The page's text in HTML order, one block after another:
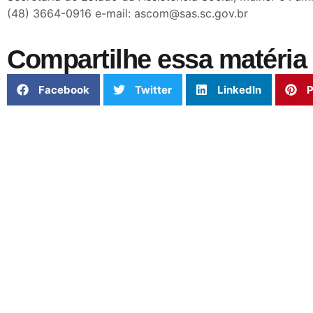
(48) 3664-0916 e-mail: ascom@sas.sc.gov.br
Compartilhe essa matéria
Facebook Twitter LinkedIn